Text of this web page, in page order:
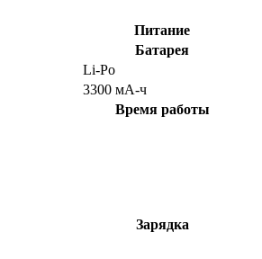
Питание
Батарея
Li-Po
3300 мА-ч
Время работы
Зарядка